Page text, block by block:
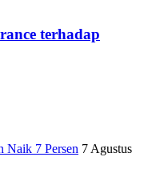
terhadap
Naik 7 Persen 7 Agustus